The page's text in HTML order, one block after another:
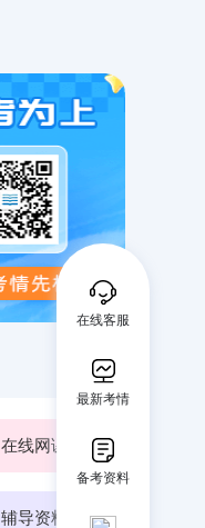
在线网课
辅导资料
在线客服
最新考情
备考资料